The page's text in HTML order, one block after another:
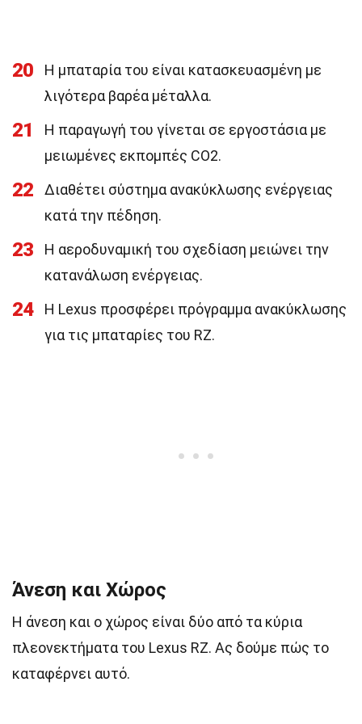
20
Η μπαταρία του είναι κατασκευασμένη με
λιγότερα βαρέα μέταλλα.
21
Η παραγωγή του γίνεται σε εργοστάσια με
μειωμένες εκπομπές CO2.
22
Διαθέτει σύστημα ανακύκλωσης ενέργειας
κατά την πέδηση.
23
Η αεροδυναμική του σχεδίαση μειώνει την
κατανάλωση ενέργειας.
24
Η Lexus προσφέρει πρόγραμμα ανακύκλωσης
για τις μπαταρίες του RZ.
Άνεση και Χώρος
Η άνεση και ο χώρος είναι δύο από τα κύρια
πλεονεκτήματα του Lexus RZ. Ας δούμε πώς το
καταφέρνει αυτό.